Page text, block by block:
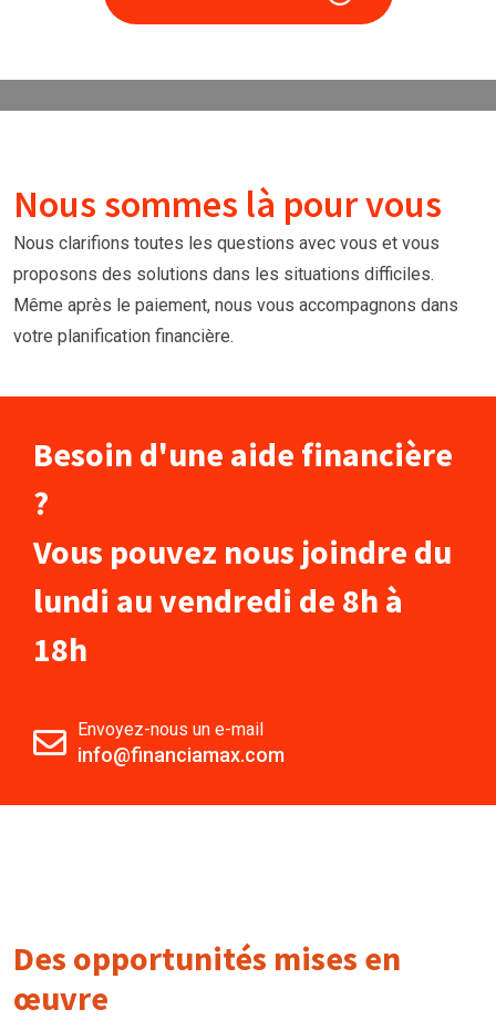
Nous sommes là pour vous
Nous clarifions toutes les questions avec vous et vous
proposons des solutions dans les situations difficiles.
Même après le paiement, nous vous accompagnons dans
votre planification financière.
Besoin d'une aide financière
?
Vous pouvez nous joindre du
lundi au vendredi de 8h à
18h
Envoyez-nous un e-mail
info@financiamax.com
Des opportunités mises en
œuvre